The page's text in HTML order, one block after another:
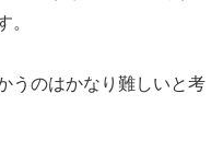
。
うのはかなり難しいと考